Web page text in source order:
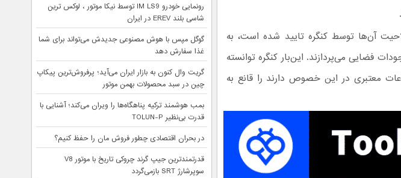
آن‌ها توسط کنگره تایید شده است، به
فضایی می‌پردازند. این‌بار کنگره توانسته
معتبری در این خصوص دارند را قانع به
رونمایی خودرو IM LS9 توسط نیکا موتور ، لوکس ترین
شاسی بلند EREV در ایران
گوگل مپس با هوش مصنوعی جدیدش می‌تواند برای شما
غذا سفارش دهد
گریت وال کنون به بازار ایران می‌آید؛ پرفروش‌ترین پیکاپ
چین در سبد محصولات بهمن موتور
بمب هوشمند ترکیه پناهگاه‌ها را ویران می‌کند؛ آشنایی با
قدرت بی‌نظیر TOLUN-P
در بحران اقتصادی چطور فروش مان را حفظ کنیم؟
قدرتمندترین جیپ گرند چروکی تاریخ با موتور V8
سوپرشارژ SRT بازمی‌گردد